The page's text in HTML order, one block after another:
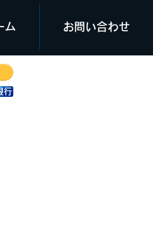
ム お問い合わせ